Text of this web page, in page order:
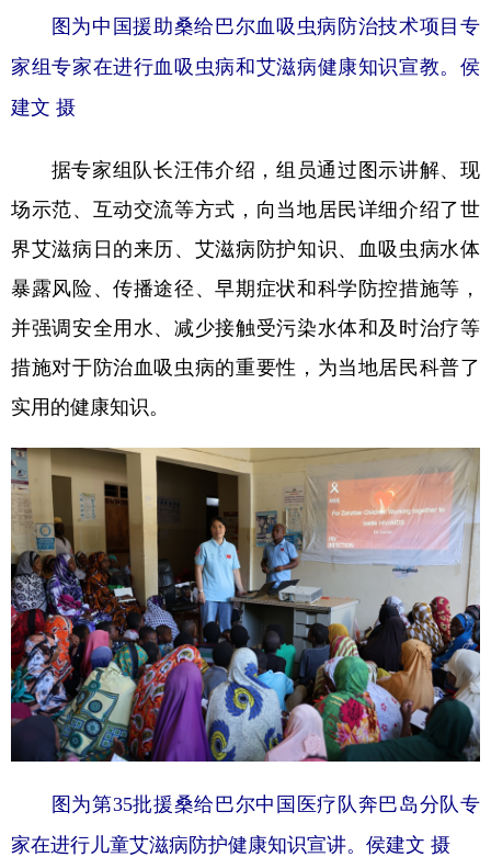
山东 河南 湖北 湖南
陕西 甘肃 青海 宁夏
English Español Français عربى
Русский язык
Deutsch Português
图为中国援助桑给巴尔血吸虫病防治技术项目专
家组专家在进行血吸虫病和艾滋病健康知识宣教。侯
建文 摄
据专家组队长汪伟介绍，组员通过图示讲解、现
场示范、互动交流等方式，向当地居民详细介绍了世
界艾滋病日的来历、艾滋病防护知识、血吸虫病水体
暴露风险、传播途径、早期症状和科学防控措施等，
并强调安全用水、减少接触受污染水体和及时治疗等
措施对于防治血吸虫病的重要性，为当地居民科普了
实用的健康知识。
图为第35批援桑给巴尔中国医疗队奔巴岛分队专
家在进行儿童艾滋病防护健康知识宣讲。侯建文 摄